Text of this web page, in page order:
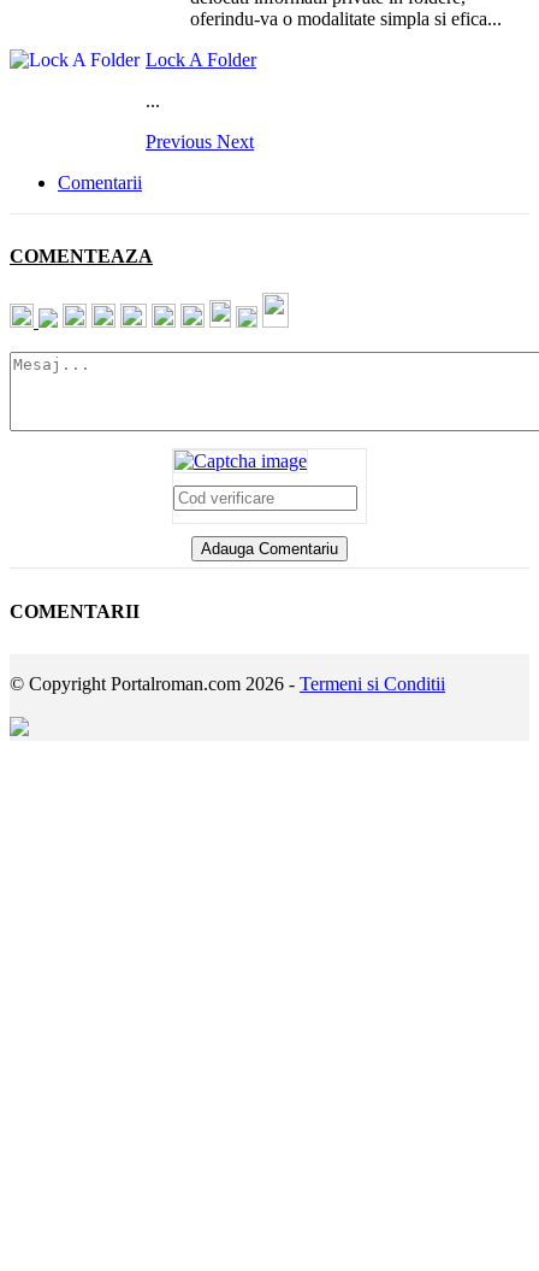
oferindu-va o modalitate simpla si efica...
Lock A Folder
...
Previous Next
Comentarii
COMENTEAZA
COMENTARII
© Copyright Portalroman.com 2026 - Termeni si Conditii